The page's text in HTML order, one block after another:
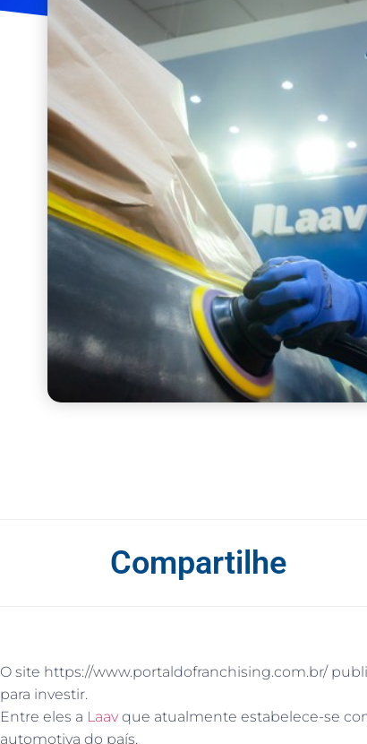
Compartilhe
O site https://www.portaldofranchising.com.br/
para investir.
Entre eles a Laavque atualmente estabelece-se
automotiva do país.